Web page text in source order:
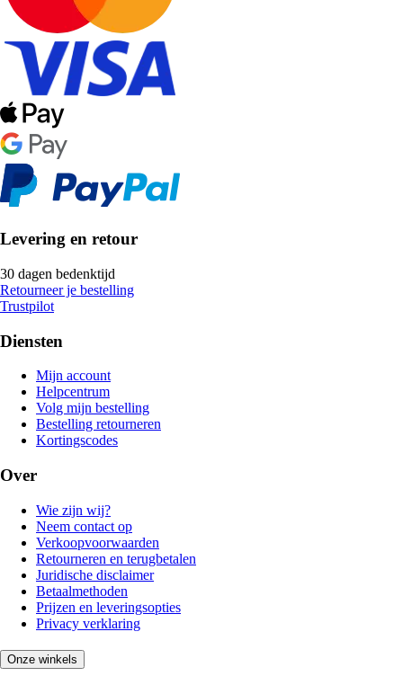
Levering en retour
30 dagen bedenktijd
Retourneer je bestelling
Trustpilot
Diensten
Mijn account
Helpcentrum
Volg mijn bestelling
Bestelling retourneren
Kortingscodes
Over
Wie zijn wij?
Neem contact op
Verkoopvoorwaarden
Retourneren en terugbetalen
Juridische disclaimer
Betaalmethoden
Prijzen en leveringsopties
Privacy verklaring
Onze winkels